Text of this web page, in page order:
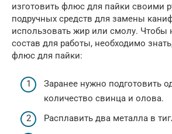
изготовить флюс для пайки своими
подручных средств для замены
использовать жир или смолу. Чтобы
состав для работы, необходимо
флюс для пайки:
Заранее нужно подготовить
количество свинца и олова.
Расплавить два металла в